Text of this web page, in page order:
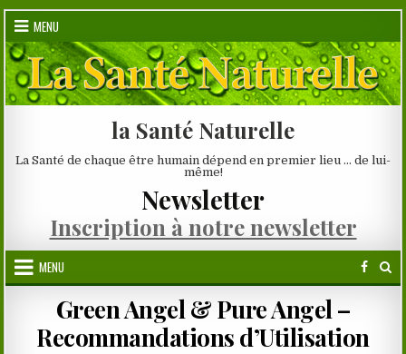
Skip
content
MENU
la Santé Naturelle
La Santé de chaque être humain dépend en premier lieu … de lui-
même!
Newsletter
Inscription à notre newsletter
MENU
Green Angel & Pure Angel –
Recommandations d’Utilisation